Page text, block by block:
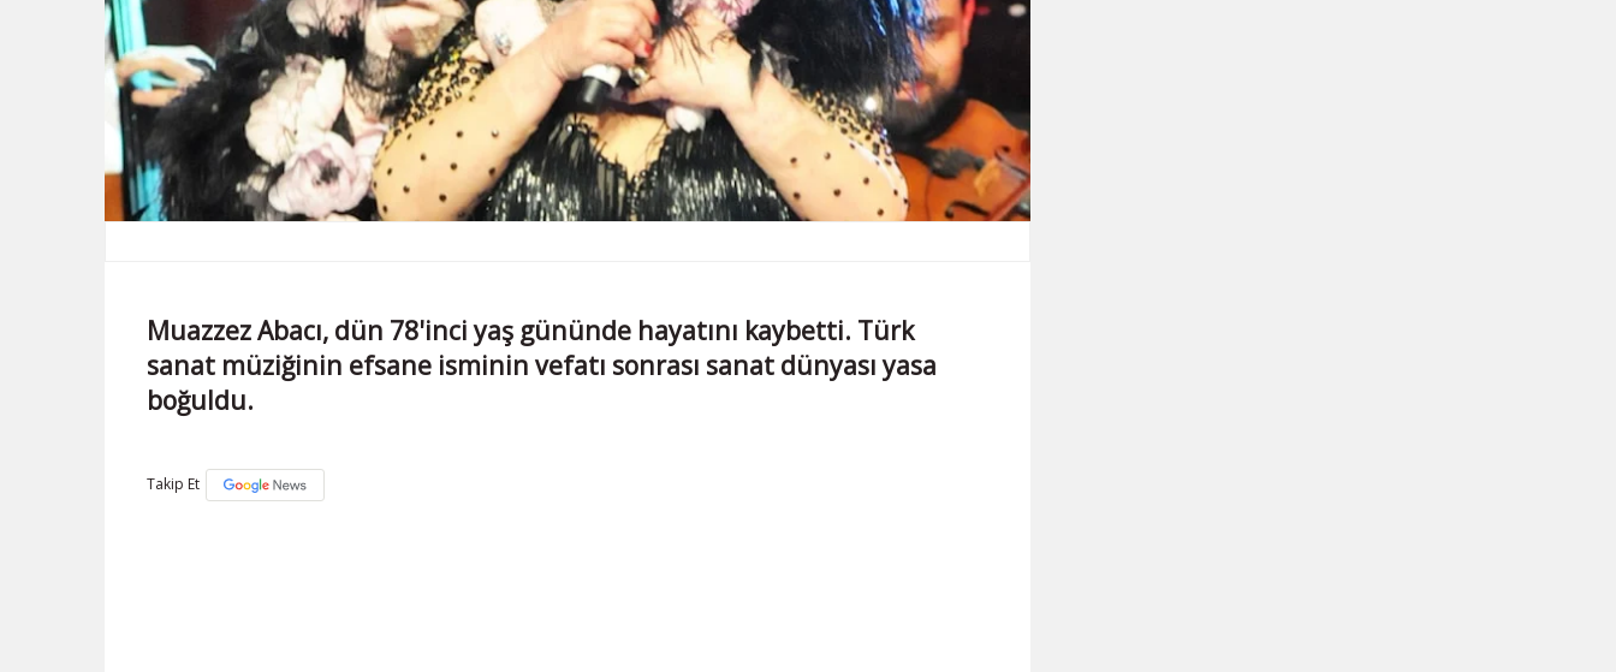
Muazzez Abacı, dün 78'inci yaş gününde hayatını kaybetti. Türk
sanat müziğinin efsane isminin vefatı sonrası sanat dünyası yasa
boğuldu.
Takip Et